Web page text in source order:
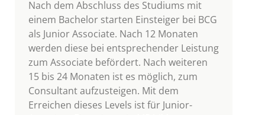
Nach dem Abschluss des Studiums mit
einem Bachelor starten Einsteiger bei BCG
als Junior Associate. Nach 12 Monaten
werden diese bei entsprechender Leistung
zum Associate befördert. Nach weiteren
15 bis 24 Monaten ist es möglich, zum
Consultant aufzusteigen. Mit dem
Erreichen dieses Levels ist für Junior-